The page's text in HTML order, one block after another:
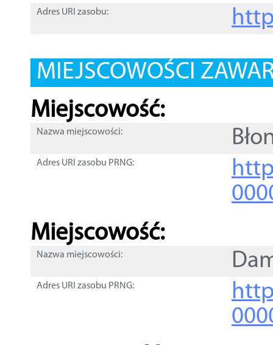
Adres URI zasobu:
MIEJSCOWOŚCI
Miejscowość:
Nazwa miejscowości:
Adres URI zasobu PRNG:
Miejscowość:
Nazwa miejscowości:
Adres URI zasobu PRNG: